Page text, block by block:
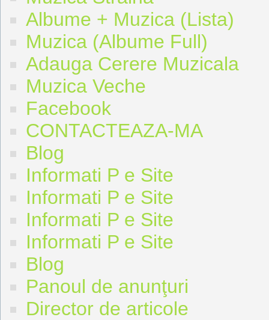
Albume + Muzica (Lista)
Muzica (Albume Full)
Adauga Cerere Muzicala
Muzica Veche
Facebook
CONTACTEAZA-MA
Blog
Informati P e Site
Informati P e Site
Informati P e Site
Informati P e Site
Blog
Panoul de anunţuri
Director de articole